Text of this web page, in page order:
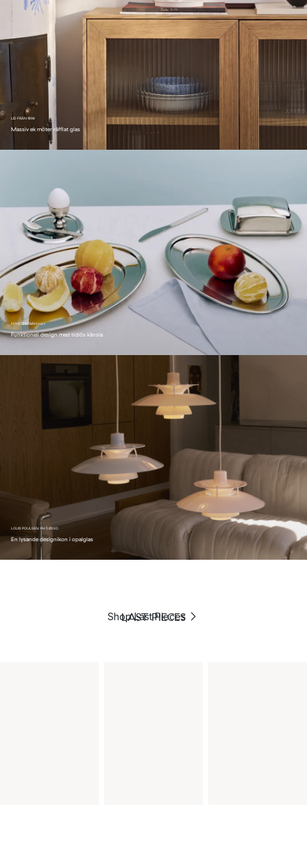
LID FRÅN 1898
Massiv ek möter räfflat glas
NYHETER FRÅN HAY
Funktionell design med tidlös känsla
LOUIS POULSEN: PH 5 Ø320
En lysande designikon i opalglas
LAST PIECES
Shop Last Pieces